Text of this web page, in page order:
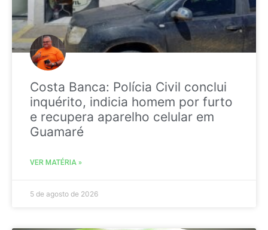
Costa Banca: Polícia Civil conclui
inquérito, indicia homem por furto
e recupera aparelho celular em
Guamaré
VER MATÉRIA »
5 de agosto de 2026